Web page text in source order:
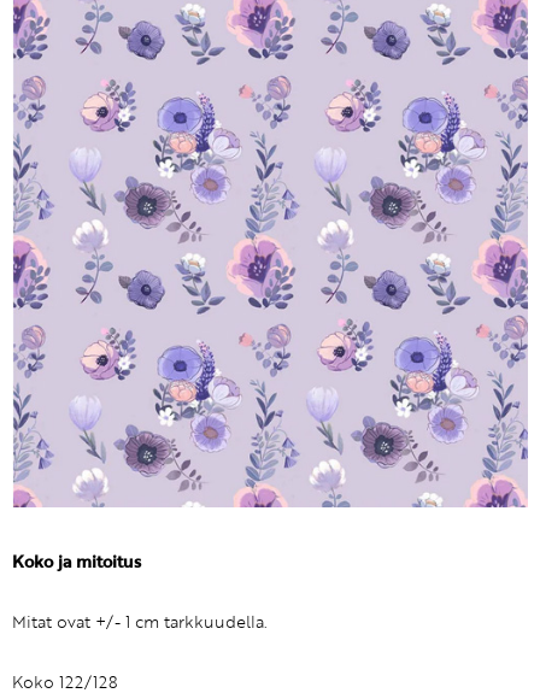
Koko ja mitoitus
Mitat ovat +/- 1 cm tarkkuudella.
Koko 122/128